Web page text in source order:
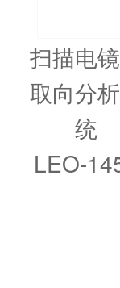
扫描电
取向分
统
LEO-